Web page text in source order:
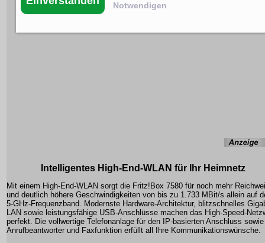
Intelligentes High-End-WLAN für Ihr Heimnetz
Mit einem High-End-WLAN sorgt die Fritz!Box 7580 für noch mehr
und deutlich höhere Geschwindigkeiten von bis zu 1.733 MBit/s allein auf
5-GHz-Frequenzband. Modernste Hardware-Architektur, blitzschnelles
LAN sowie leistungsfähige USB-Anschlüsse machen das High-Speed-
perfekt. Die vollwertige Telefonanlage für den IP-basierten Anschluss sowie
Anrufbeantworter und Faxfunktion erfüllt all Ihre Kommunikationswünsche.
Notwendigen